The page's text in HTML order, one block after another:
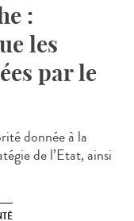
:
les
par le
donnée à la
de l’Etat, ainsi